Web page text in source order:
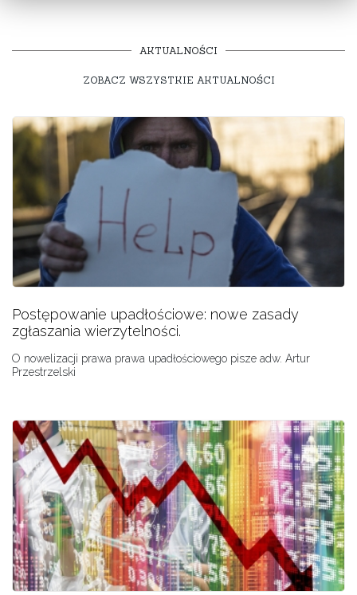
AKTUALNOŚCI
ZOBACZ WSZYSTKIE AKTUALNOŚCI
Postępowanie upadłościowe: nowe zasady
zgłaszania wierzytelności.
O nowelizacji prawa prawa upadłościowego pisze adw. Artur
Przestrzelski